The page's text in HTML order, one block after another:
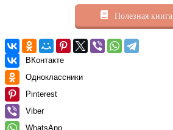
Полезная книга
ВКонтакте
Одноклассники
Pinterest
Viber
WhatsApp